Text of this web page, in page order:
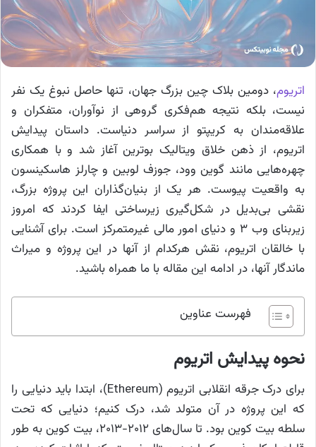
اتریوم، دومین بلاک چین بزرگ جهان، تنها حاصل نبوغ یک نفر
نیست، بلکه نتیجه هم‌فکری گروهی از نوآوران، متفکران و
علاقه‌مندان به کریپتو از سراسر دنیاست. داستان پیدایش
اتریوم، از ذهن خلاق ویتالیک بوترین آغاز شد و با همکاری
چهره‌هایی مانند گوین وود، جوزف لوبین و چارلز هاسکینسون
به واقعیت پیوست. هر یک از بنیان‌گذاران این پروژه بزرگ،
نقشی بی‌بدیل در شکل‌گیری زیرساختی ایفا کردند که امروز
زیربنای وب ۳ و دنیای امور مالی غیرمتمرکز است. برای آشنایی
با خالقان اتریوم، نقش هرکدام از آنها در این پروژه و میراث
ماندگار آنها، در ادامه این مقاله با ما همراه باشید.
فهرست عناوین
نحوه پیدایش اتریوم
برای درک جرقه انقلابی اتریوم (Ethereum)، ابتدا باید دنیایی را
که این پروژه در آن متولد شد، درک کنیم؛ دنیایی که تحت
سلطه بیت کوین بود. تا سال‌های ۲۰۱۲-۲۰۱۳، بیت کوین به طور